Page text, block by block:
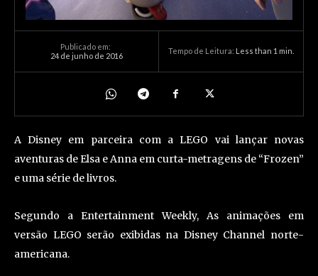
Publicado em:
24 de junho de 2016
Tempo de Leitura: Less than 1 min.
A Disney em parceira com a LEGO vai lançar novas
aventuras de Elsa e Anna em curta-metragens de “Frozen”
e uma série de livros.
Segundo a Entertainment Weekly, As animações em
versão LEGO serão exibidas na Disney Channel norte-
americana.